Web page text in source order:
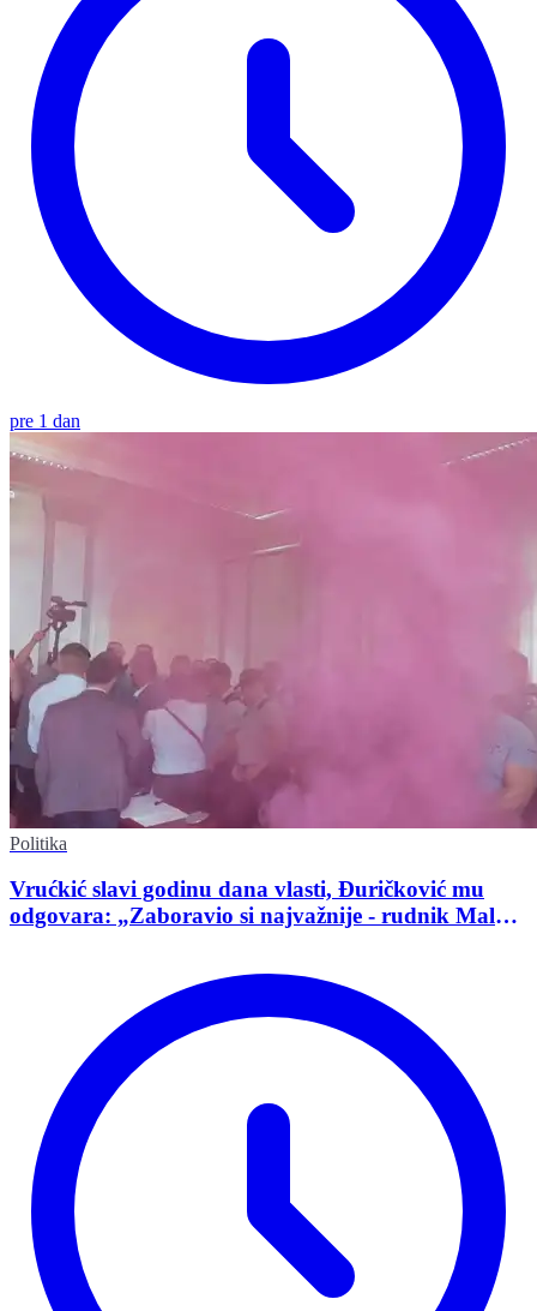
pre 1 dan
Politika
Vrućkić slavi godinu dana vlasti, Đuričković mu
odgovara: „Zaboravio si najvažnije - rudnik Malka